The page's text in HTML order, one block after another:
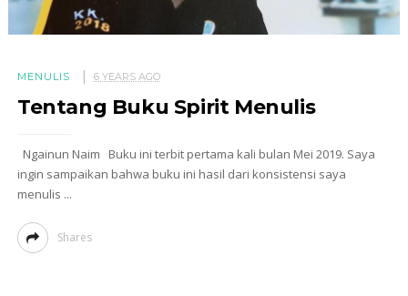
MENULIS 6 YEARS AGO
Tentang Buku Spirit Menulis
Ngainun Naim Buku ini terbit pertama kali bulan Mei 2019. Saya
ingin sampaikan bahwa buku ini hasil dari konsistensi saya
menulis ...
Shares